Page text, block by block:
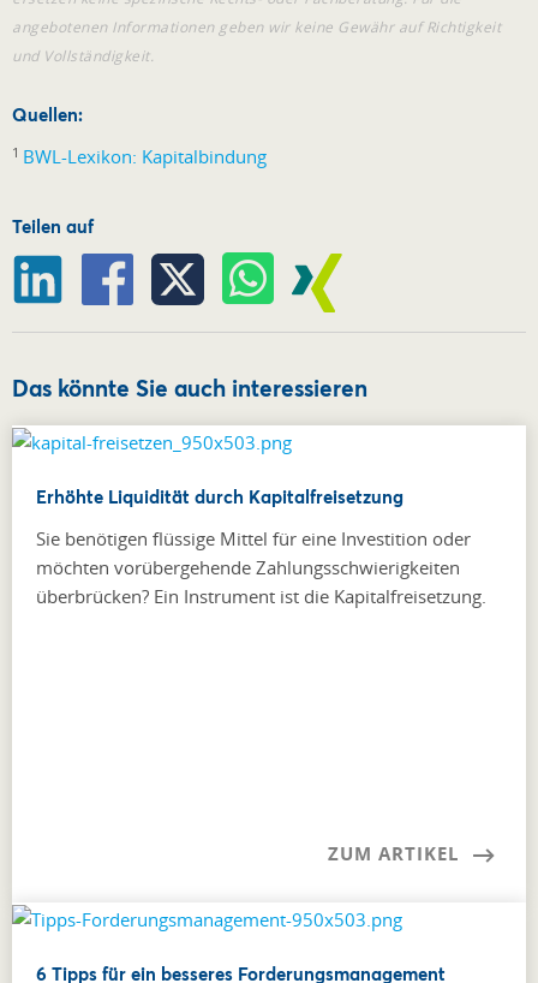
angebotenen Informationen geben wir keine Gewähr auf Richtigkeit
und Vollständigkeit.
Quellen:
1 BWL-Lexikon: Kapitalbindung
Teilen auf
Das könnte Sie auch interessieren
Erhöhte Liquidität durch Kapitalfreisetzung
Sie benötigen flüssige Mittel für eine Investition oder
möchten vorübergehende Zahlungsschwierigkeiten
überbrücken? Ein Instrument ist die Kapitalfreisetzung.
ZUM ARTIKEL
6 Tipps für ein besseres Forderungsmanagement